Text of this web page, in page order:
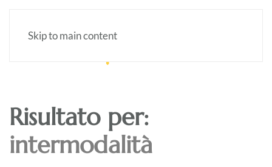
Skip to main content
Risultato per:
intermodalità